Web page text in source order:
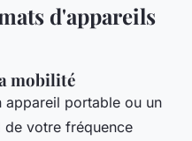
d'appareils
mobilité
appareil portable ou un
de votre fréquence